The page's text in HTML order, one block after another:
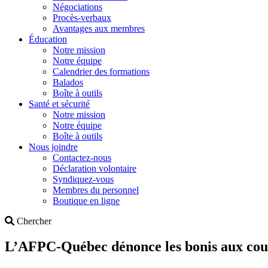
Négociations
Procès-verbaux
Avantages aux membres
Éducation
Notre mission
Notre équipe
Calendrier des formations
Balados
Boîte à outils
Santé et sécurité
Notre mission
Notre équipe
Boîte à outils
Nous joindre
Contactez-nous
Déclaration volontaire
Syndiquez-vous
Membres du personnel
Boutique en ligne
ChercherSearch
L’AFPC-Québec dénonce les bonis aux